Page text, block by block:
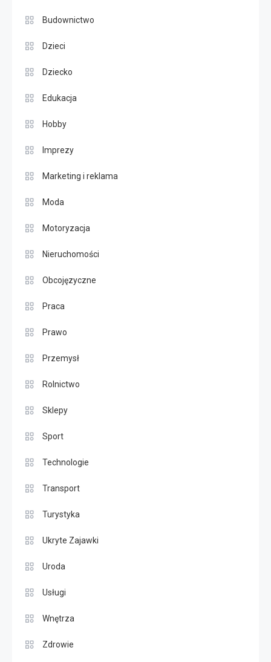
Budownictwo
Dzieci
Dziecko
Edukacja
Hobby
Imprezy
Marketing i reklama
Moda
Motoryzacja
Nieruchomości
Obcojęzyczne
Praca
Prawo
Przemysł
Rolnictwo
Sklepy
Sport
Technologie
Transport
Turystyka
Ukryte Zajawki
Uroda
Usługi
Wnętrza
Zdrowie